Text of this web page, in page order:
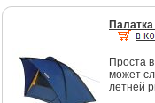
Проста
может
летней